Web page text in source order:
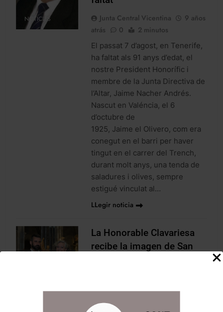
NOTICIES Junta Central Vicentina
9 años
atrás
0 2 minutos
El passat 7 d’agost, en Tenerife,
ha faltat als 91 anys d’edat, el
nostre President Honorífic i
membre de la Junta Directiva de
l’Altar, Jaime Nacher Andrés.
Nascut en Valéncia, el 6
d’octubre de
1925, Jaime el Olivero, com era
conegut en el barri per haver
tingut en el carrer del Trench,
durant molt anys, una tenda de
saladures i olives, sempre
estigué vinculat al…
LLegir noticia
NOTICIES
La Honorable Clavariesa
recibe la imagen de San
atrás
0 1 minutos
En la Basílica de San Vicente